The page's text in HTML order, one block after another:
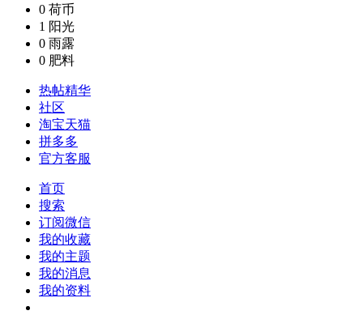
0 荷币
1 阳光
0 雨露
0 肥料
热帖精华
社区
淘宝天猫
拼多多
官方客服
首页
搜索
订阅微信
我的收藏
我的主题
我的消息
我的资料